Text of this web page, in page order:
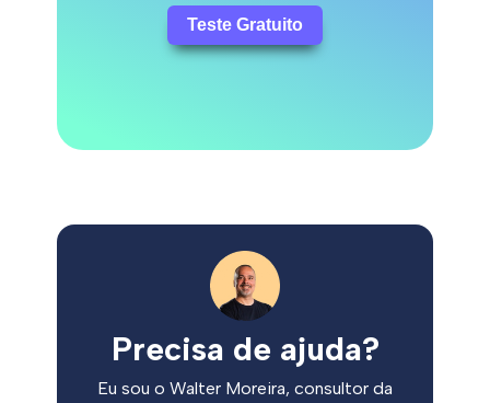
Teste Gratuito
Precisa de ajuda?
Eu sou o Walter Moreira, consultor da